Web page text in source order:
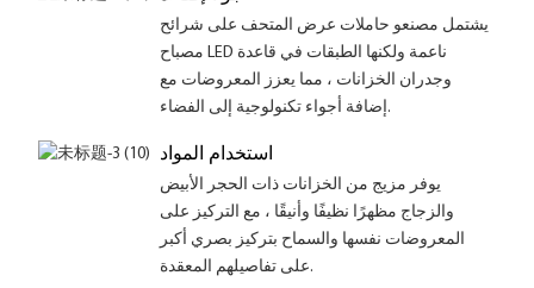
يشتمل مصنعو حاملات عرض المتحف على شرائح
مصباح LED ناعمة ولكنها الطبقات في قاعدة
وجدران الخزانات ، مما يعزز المعروضات مع
إضافة أجواء تكنولوجية إلى الفضاء.
استخدام المواد
يوفر مزيج من الخزانات ذات الحجر الأبيض
والزجاج مظهرًا نظيفًا وأنيقًا ، مع التركيز على
المعروضات نفسها والسماح بتركيز بصري أكبر
على تفاصيلهم المعقدة.